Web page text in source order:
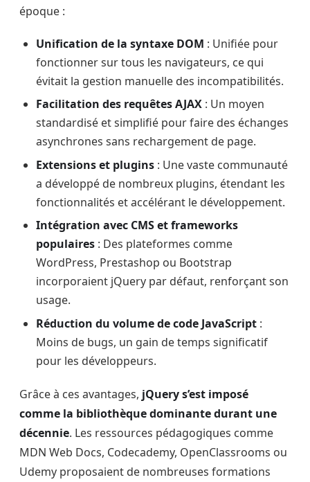
époque :
Unification de la syntaxe DOM : Unifiée pour
fonctionner sur tous les navigateurs, ce qui
évitait la gestion manuelle des incompatibilités.
Facilitation des requêtes AJAX : Un moyen
standardisé et simplifié pour faire des échanges
asynchrones sans rechargement de page.
Extensions et plugins : Une vaste communauté
a développé de nombreux plugins, étendant les
fonctionnalités et accélérant le développement.
Intégration avec CMS et frameworks
populaires : Des plateformes comme
WordPress, Prestashop ou Bootstrap
incorporaient jQuery par défaut, renforçant son
usage.
Réduction du volume de code JavaScript :
Moins de bugs, un gain de temps significatif
pour les développeurs.
Grâce à ces avantages, jQuery s’est imposé
comme la bibliothèque dominante durant une
décennie. Les ressources pédagogiques comme
MDN Web Docs, Codecademy, OpenClassrooms ou
Udemy proposaient de nombreuses formations